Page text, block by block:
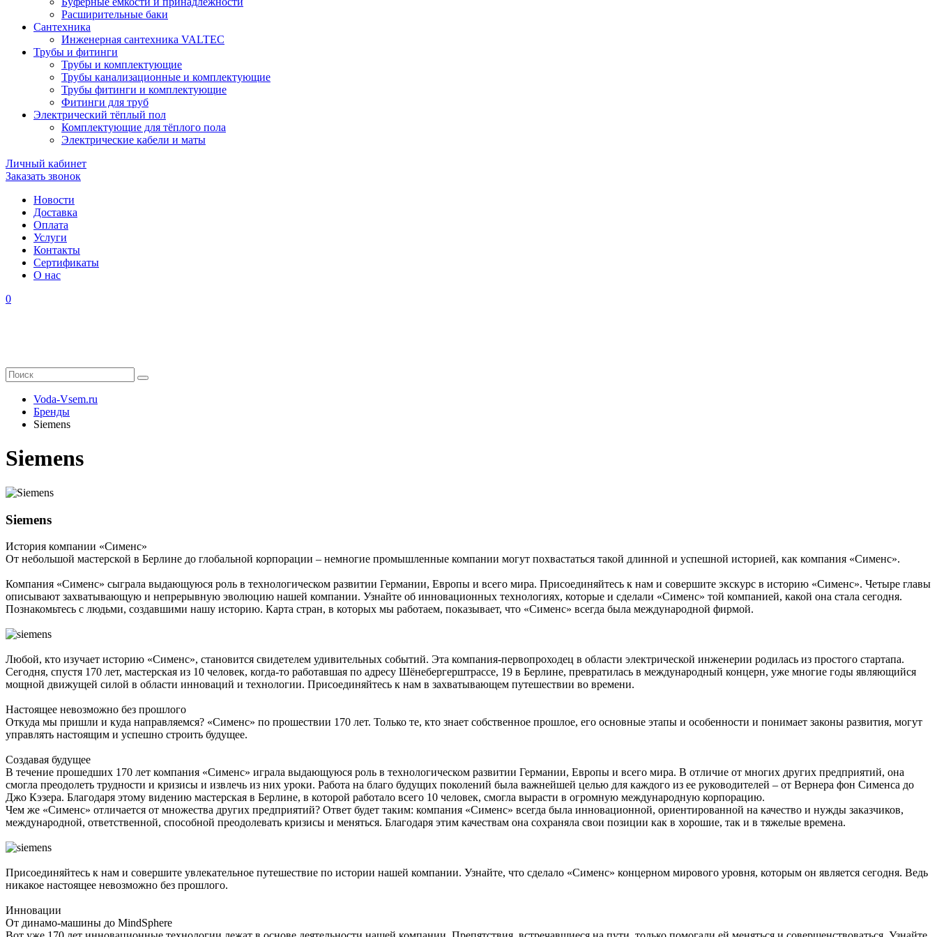
Расширительные баки
Сантехника
Инженерная сантехника VALTEC
Трубы и фитинги
Трубы и комплектующие
Трубы канализационные и комплектующие
Трубы фитинги и комплектующие
Фитинги для труб
Электрический тёплый пол
Комплектующие для тёплого пола
Электрические кабели и маты
Личный кабинет
Заказать звонок
Новости
Доставка
Оплата
Услуги
Контакты
Cертификаты
О нас
0
Voda-Vsem.ru
Бренды
Siemens
Siemens
Siemens
История компании «Сименс»
От небольшой мастерской в Берлине до глобальной корпорации – немногие промышленные компании могут похвастаться такой длинной и успешной историей, как компания «Сименс».
Компания «Сименс» сыграла выдающуюся роль в технологическом развитии Германии, Европы и всего мира. Присоединяйтесь к нам и совершите экскурс в историю «Сименс». Четыре главы
описывают захватывающую и непрерывную эволюцию нашей компании. Узнайте об инновационных технологиях, которые и сделали «Сименс» той компанией, какой она стала сегодня.
Познакомьтесь с людьми, создавшими нашу историю. Карта стран, в которых мы работаем, показывает, что «Сименс» всегда была международной фирмой.
Любой, кто изучает историю «Сименс», становится свидетелем удивительных событий. Эта компания-первопроходец в области электрической инженерии родилась из простого стартапа.
Сегодня, спустя 170 лет, мастерская из 10 человек, когда-то работавшая по адресу Шёнебергерштрассе, 19 в Берлине, превратилась в международный концерн, уже многие годы являющийся
мощной движущей силой в области инноваций и технологии. Присоединяйтесь к нам в захватывающем путешествии во времени.
Настоящее невозможно без прошлого
Откуда мы пришли и куда направляемся? «Сименс» по прошествии 170 лет. Только те, кто знает собственное прошлое, его основные этапы и особенности и понимает законы развития, могут
управлять настоящим и успешно строить будущее.
Создавая будущее
В течение прошедших 170 лет компания «Сименс» играла выдающуюся роль в технологическом развитии Германии, Европы и всего мира. В отличие от многих других предприятий, она
смогла преодолеть трудности и кризисы и извлечь из них уроки. Работа на благо будущих поколений была важнейшей целью для каждого из ее руководителей – от Вернера фон Сименса до
Джо Кэзера. Благодаря этому видению мастерская в Берлине, в которой работало всего 10 человек, смогла вырасти в огромную международную корпорацию.
Чем же «Сименс» отличается от множества других предприятий? Ответ будет таким: компания «Сименс» всегда была инновационной, ориентированной на качество и нужды заказчиков,
международной, ответственной, способной преодолевать кризисы и меняться. Благодаря этим качествам она сохраняла свои позиции как в хорошие, так и в тяжелые времена.
Присоединяйтесь к нам и совершите увлекательное путешествие по истории нашей компании. Узнайте, что сделало «Сименс» концерном мирового уровня, которым он является сегодня. Ведь
никакое настоящее невозможно без прошлого.
Инновации
От динамо-машины до MindSphere